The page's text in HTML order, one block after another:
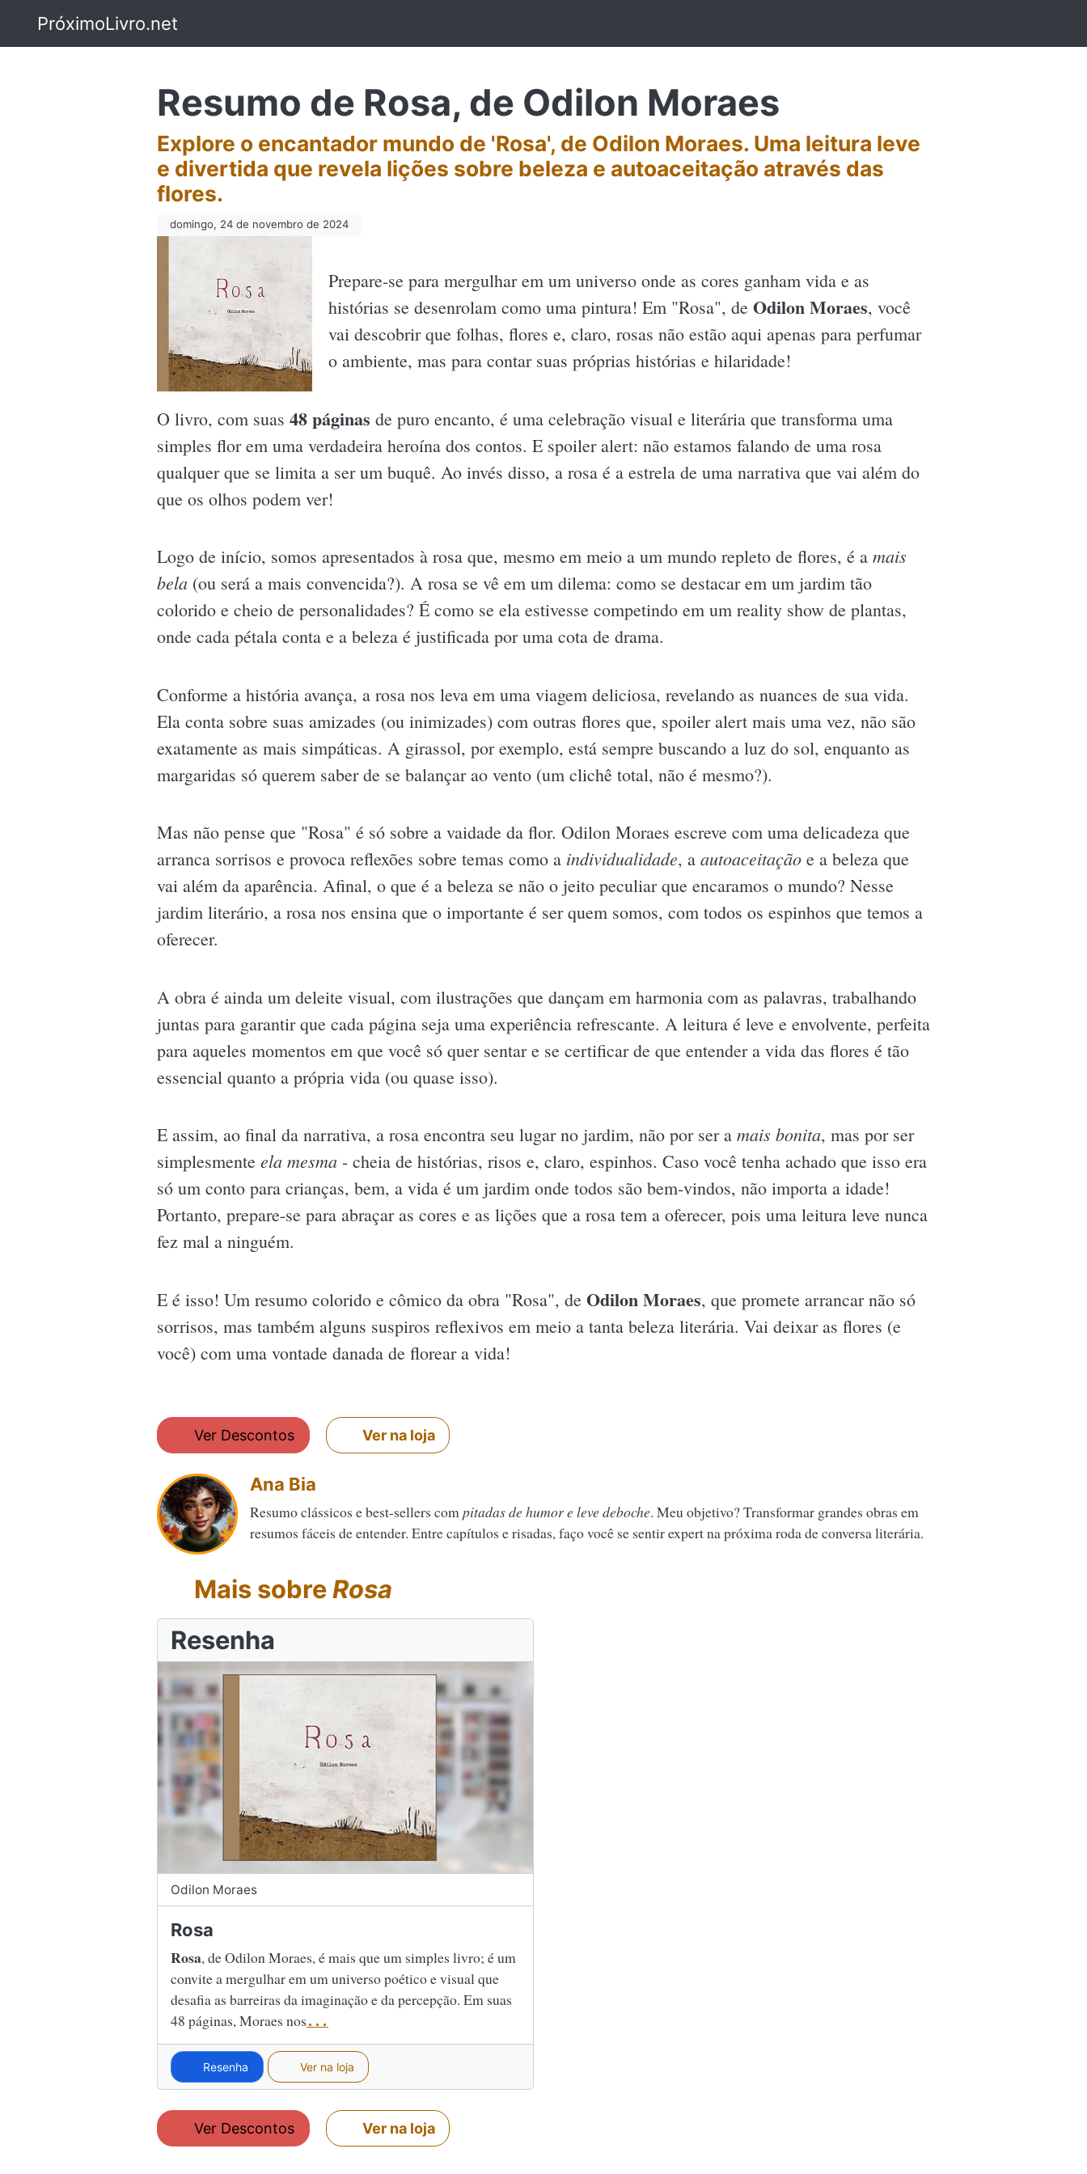
PróximoLivro.net
Resumo de Rosa, de Odilon Moraes
Explore o encantador mundo de 'Rosa', de Odilon Moraes. Uma leitura leve
e divertida que revela lições sobre beleza e autoaceitação através das
flores.
domingo, 24 de novembro de 2024
Prepare-se para mergulhar em um universo onde as cores ganham vida e as
histórias se desenrolam como uma pintura! Em "Rosa", de Odilon Moraes, você
vai descobrir que folhas, flores e, claro, rosas não estão aqui apenas para perfumar
o ambiente, mas para contar suas próprias histórias e hilaridade!
O livro, com suas 48 páginas de puro encanto, é uma celebração visual e literária que transforma uma
simples flor em uma verdadeira heroína dos contos. E spoiler alert: não estamos falando de uma rosa
qualquer que se limita a ser um buquê. Ao invés disso, a rosa é a estrela de uma narrativa que vai além do
que os olhos podem ver!
Logo de início, somos apresentados à rosa que, mesmo em meio a um mundo repleto de flores, é a mais
bela (ou será a mais convencida?). A rosa se vê em um dilema: como se destacar em um jardim tão
colorido e cheio de personalidades? É como se ela estivesse competindo em um reality show de plantas,
onde cada pétala conta e a beleza é justificada por uma cota de drama.
Conforme a história avança, a rosa nos leva em uma viagem deliciosa, revelando as nuances de sua vida.
Ela conta sobre suas amizades (ou inimizades) com outras flores que, spoiler alert mais uma vez, não são
exatamente as mais simpáticas. A girassol, por exemplo, está sempre buscando a luz do sol, enquanto as
margaridas só querem saber de se balançar ao vento (um clichê total, não é mesmo?).
Mas não pense que "Rosa" é só sobre a vaidade da flor. Odilon Moraes escreve com uma delicadeza que
arranca sorrisos e provoca reflexões sobre temas como a individualidade, a autoaceitação e a beleza que
vai além da aparência. Afinal, o que é a beleza se não o jeito peculiar que encaramos o mundo? Nesse
jardim literário, a rosa nos ensina que o importante é ser quem somos, com todos os espinhos que temos a
oferecer.
A obra é ainda um deleite visual, com ilustrações que dançam em harmonia com as palavras, trabalhando
juntas para garantir que cada página seja uma experiência refrescante. A leitura é leve e envolvente, perfeita
para aqueles momentos em que você só quer sentar e se certificar de que entender a vida das flores é tão
essencial quanto a própria vida (ou quase isso).
E assim, ao final da narrativa, a rosa encontra seu lugar no jardim, não por ser a mais bonita, mas por ser
simplesmente ela mesma - cheia de histórias, risos e, claro, espinhos. Caso você tenha achado que isso era
só um conto para crianças, bem, a vida é um jardim onde todos são bem-vindos, não importa a idade!
Portanto, prepare-se para abraçar as cores e as lições que a rosa tem a oferecer, pois uma leitura leve nunca
fez mal a ninguém.
E é isso! Um resumo colorido e cômico da obra "Rosa", de Odilon Moraes, que promete arrancar não só
sorrisos, mas também alguns suspiros reflexivos em meio a tanta beleza literária. Vai deixar as flores (e
você) com uma vontade danada de florear a vida!
Ver Descontos Ver na loja
Ana Bia
Resumo clássicos e best-sellers compitadas de humor e leve deboche. Meu objetivo? Transformar grandes obras em
resumos fáceis de entender. Entre capítulos e risadas, faço você se sentir expert na próxima roda de conversa literária.
Mais sobreRosa
Resenha
Odilon Moraes
Rosa
Rosa, de Odilon Moraes, é mais que um simples livro; é um
convite a mergulhar em um universo poético e visual que
desafia as barreiras da imaginação e da percepção. Em suas
48 páginas, Moraes nos ...
Resenha Ver na loja
Ver Descontos Ver na loja